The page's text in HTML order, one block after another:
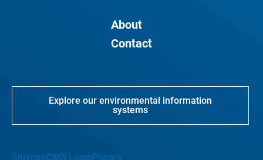
About
Contact
Explore our environmental information
systems
SitemapCMS Login Privacy